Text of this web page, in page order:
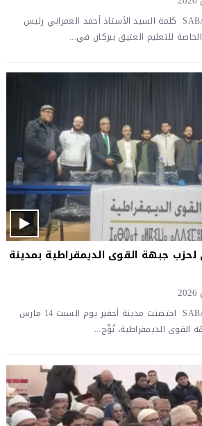
صباح الشرق / SABAHACHARK كلمة السيد الأستاذ أحمد العمراني رئيس
للتعليم العتيق ببركان في...
جبهة القوى الديمقراطية بمدينة
صباح الشرق / SABAHACHARK احتضنت مدينة أحفير يوم السبت 14 مارس